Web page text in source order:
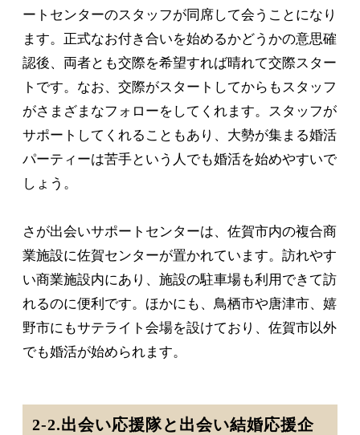
ートセンターのスタッフが同席して会うことになり
ます。正式なお付き合いを始めるかどうかの意思確
認後、両者とも交際を希望すれば晴れて交際スター
トです。なお、交際がスタートしてからもスタッフ
がさまざまなフォローをしてくれます。スタッフが
サポートしてくれることもあり、大勢が集まる婚活
パーティーは苦手という人でも婚活を始めやすいで
しょう。
さが出会いサポートセンターは、佐賀市内の複合商
業施設に佐賀センターが置かれています。訪れやす
い商業施設内にあり、施設の駐車場も利用できて訪
れるのに便利です。ほかにも、鳥栖市や唐津市、嬉
野市にもサテライト会場を設けており、佐賀市以外
でも婚活が始められます。
2-2.出会い応援隊と出会い結婚応援企